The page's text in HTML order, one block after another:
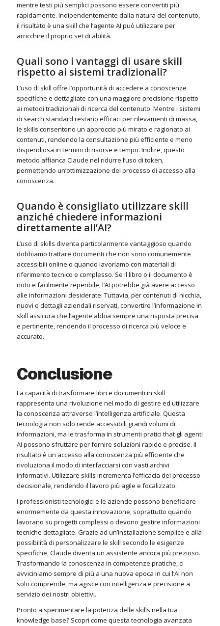
mentre testi più semplici possono essere convertiti più
rapidamente. Indipendentemente dalla natura del contenuto,
il risultato è una skill che l’agente AI può utilizzare per
arricchire il proprio set di abilità.
Quali sono i vantaggi di usare skill
rispetto ai sistemi tradizionali?
L’uso di skill offre l’opportunità di accedere a conoscenze
specifiche e dettagliate con una maggiore precisione rispetto
ai metodi tradizionali di ricerca del contenuto. Mentre i sistemi
di search standard restano efficaci per rilevamenti di massa,
le skills consentono un approccio più mirato e ragionato ai
contenuti, rendendo la consultazione più efficiente e meno
dispendiosa in termini di risorse e tempo. Inoltre, questo
metodo affianca Claude nel ridurre l’uso di token,
permettendo un’ottimizzazione del processo di accesso alla
conoscenza.
Quando è consigliato utilizzare skill
anziché chiedere informazioni
direttamente all’AI?
L’uso di skills diventa particolarmente vantaggioso quando
dobbiamo trattare documenti che non sono comunemente
accessibili online o quando lavoriamo con materiali di
riferimento tecnico e complesso. Se il libro o il documento è
noto e facilmente reperibile, l’AI potrebbe già avere accesso
alle informazioni desiderate. Tuttavia, per contenuti di nicchia,
nuovi o dettagli aziendali riservati, convertire l’informazione in
skill assicura che l’agente abbia sempre una risposta precisa
e pertinente, rendendo il processo di ricerca più veloce e
accurato.
Conclusione
La capacità di trasformare libri e documenti in skill
rappresenta una rivoluzione nel modo di gestire ed utilizzare
la conoscenza attraverso l’intelligenza artificiale. Questa
tecnologia non solo rende accessibili grandi volumi di
informazioni, ma le trasforma in strumenti pratici that gli agenti
AI possono sfruttare per fornire soluzioni rapide e precise. Il
risultato è un accesso alla conoscenza più efficiente che
rivoluziona il modo di interfacciarsi con vasti archivi
informativi. Utilizzare skills incrementa l’efficacia del processo
decisionale, rendendo il lavoro più agile e focalizzato.
I professionisti tecnologici e le aziende possono beneficiare
enormemente da questa innovazione, soprattutto quando
lavorano su progetti complessi o devono gestire informazioni
tecniche dettagliate. Grazie ad un’installazione semplice e alla
possibilità di personalizzare le skill secondo le esigenze
specifiche, Claude diventa un assistente ancora più prezioso.
Trasformando la conoscenza in competenze pratiche, ci
avviciniamo sempre di più a una nuova epoca in cui l’AI non
solo comprende, ma agisce con intelligenza e precisione a
servizio dei nostri obiettivi.
Pronto a sperimentare la potenza delle skills nella tua
knowledge base? Scopri come questa tecnologia avanzata